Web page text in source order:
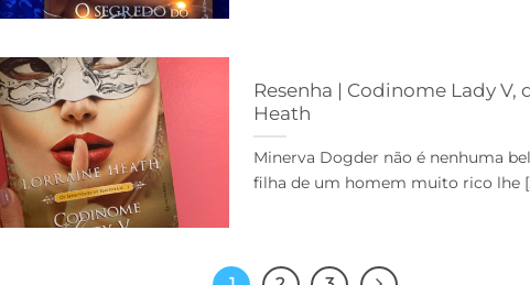
Resenha | Codinome Lady V,
Heath
Minerva Dogder não é nenhuma
filha de um homem muito rico lhe